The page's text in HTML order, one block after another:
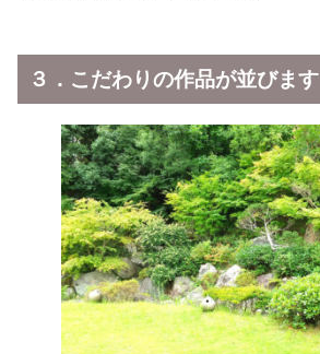
３．こだわりの作品が並びます